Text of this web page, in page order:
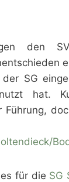
den
SG
hat.
Führung,
für die SG